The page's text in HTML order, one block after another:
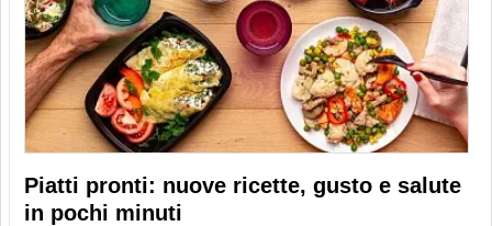
Piatti pronti: nuove ricette, gusto e salute
in pochi minuti